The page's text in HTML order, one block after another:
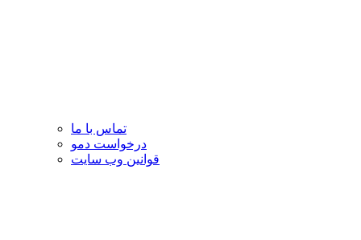
تماس با ما
درخواست دمو
قوانین وب سایت